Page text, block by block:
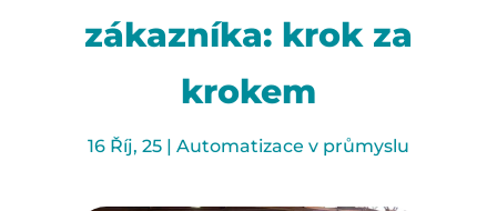
zákazníka: krok za
krokem
16 Říj, 25| Automatizace v průmyslu